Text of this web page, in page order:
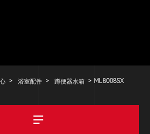
浴室配件 蹲便器水箱 ML8008SX